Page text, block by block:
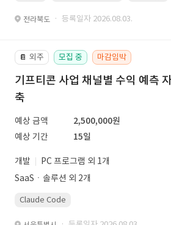
전라북도 · 등록일자 2026.08.03.
📔 외주 모집 중 마감임박
기프티콘 사업 채널별 수익 예측
축
예상 금액
2,500,000원
예상 기간
15일
개발
PC 프로그램 외 1개
SaaSㆍ솔루션 외 2개
Claude Code